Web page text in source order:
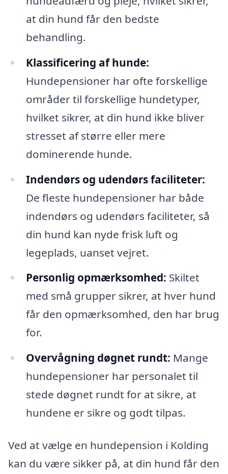
at din hund får den bedste
behandling.
Klassificering af hunde:
Hundepensioner har ofte forskellige
områder til forskellige hundetyper,
hvilket sikrer, at din hund ikke bliver
stresset af større eller mere
dominerende hunde.
Indendørs og udendørs faciliteter:
De fleste hundepensioner har både
indendørs og udendørs faciliteter, så
din hund kan nyde frisk luft og
legeplads, uanset vejret.
Personlig opmærksomhed: Skiltet
med små grupper sikrer, at hver hund
får den opmærksomhed, den har brug
for.
Overvågning døgnet rundt: Mange
hundepensioner har personalet til
stede døgnet rundt for at sikre, at
hundene er sikre og godt tilpas.
Ved at vælge en hundepension i Kolding
kan du være sikker på, at din hund får den